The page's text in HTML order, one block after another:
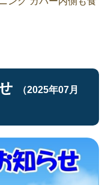
（2025年07月